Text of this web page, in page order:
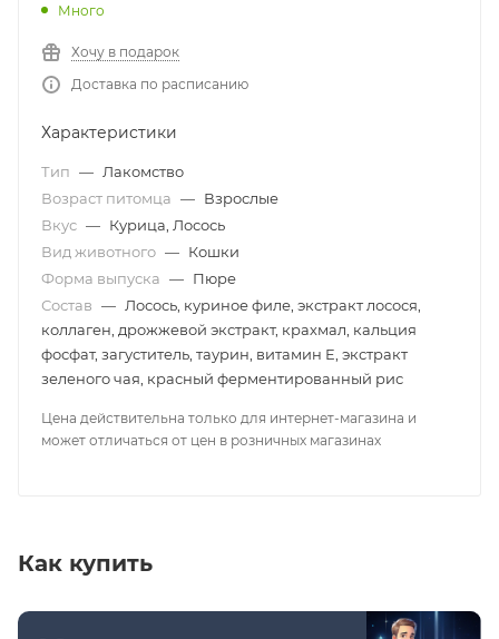
Много
Хочу в подарок
Доставка по расписанию
Характеристики
Тип — Лакомство
Возраст питомца — Взрослые
Вкус — Курица, Лосось
Вид животного — Кошки
Форма выпуска — Пюре
Состав — Лосось, куриное филе, экстракт лосося,
коллаген, дрожжевой экстракт, крахмал, кальция
фосфат, загуститель, таурин, витамин E, экстракт
зеленого чая, красный ферментированный рис
Цена действительна только для интернет-магазина и
может отличаться от цен в розничных магазинах
Как купить